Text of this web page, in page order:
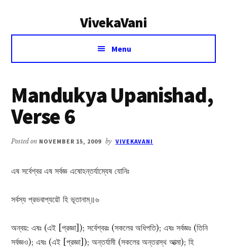
VivekaVani
Voice
Vivekananda
Menu
Mandukya Upanishad,
Verse 6
Posted on NOVEMBER 15, 2009 by VIVEKAVANI
এষ সর্বেশ্বর এষ সর্বজ্ঞ এষোঽন্তৰ্যাম্যেষ যোনিঃ
সর্বস্য প্রভবাপ্যয়ৌ হি ভূতানাম্‌॥৬
অন্বয়: এষঃ (এই [প্রজ্ঞা]); সর্বেশ্বরঃ (সকলের অধিপতি); এষঃ সর্বজ্ঞঃ (তিনি
সর্বজ্ঞও); এষঃ (এই [প্রজ্ঞা]); অন্তর্যামী (সকলের অন্তরস্থ আত্মা); হি